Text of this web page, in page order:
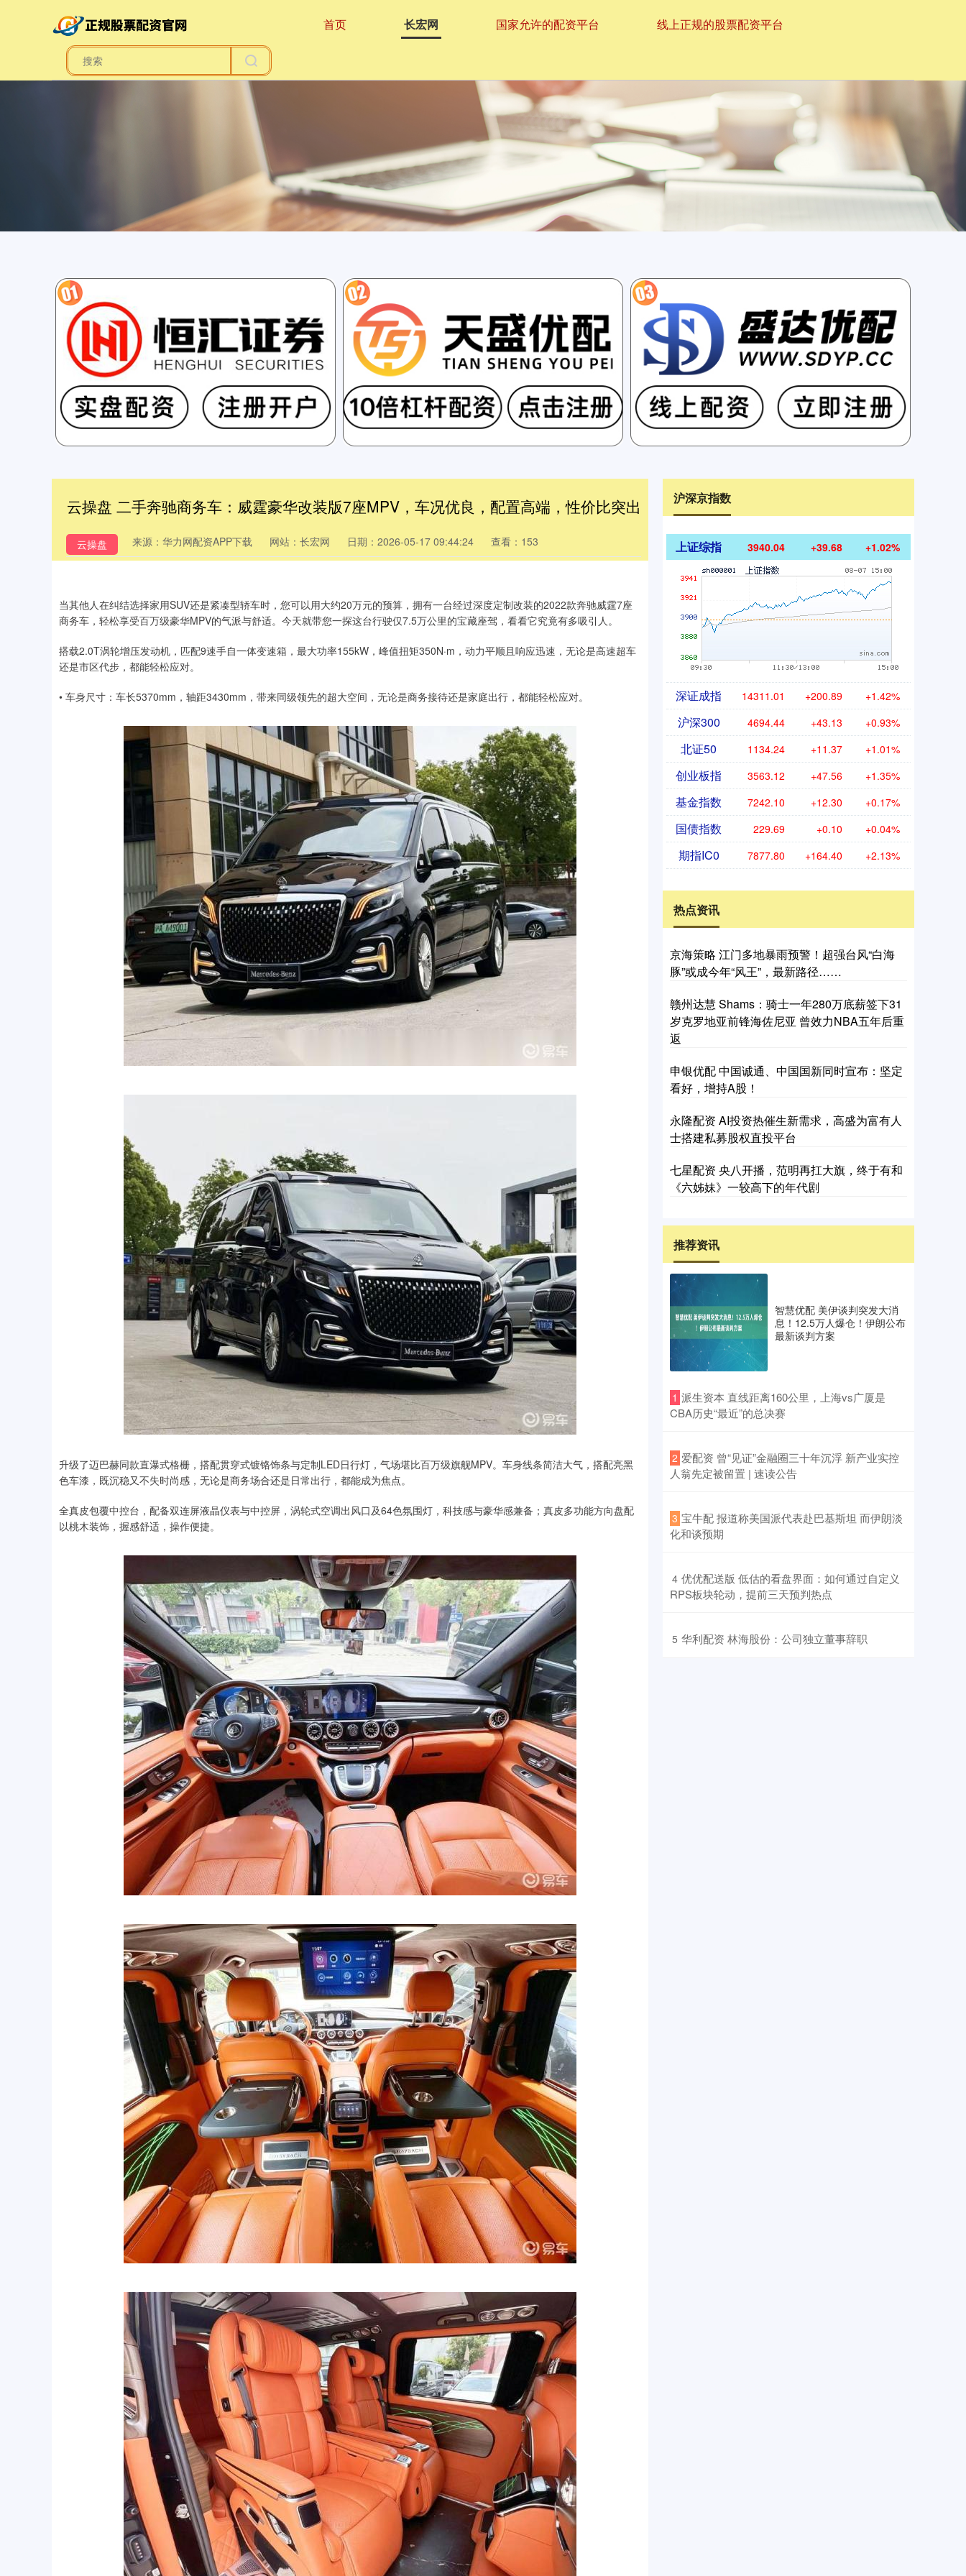
首页 长宏网 国家允许的配资平台 线上正规的股票配资平台
云操盘 二手奔驰商务车：威霆豪华改装版7座MPV，车况优良，配置高端，性价比突出
云操盘 来源：华力网配资APP下载 网站：长宏网 日期：2026-05-17 09:44:24 查看：153
当其他人在纠结选择家用SUV还是紧凑型轿车时，您可以用大约20万元的预算，拥有一台经过深度定制改装的2022款奔驰威霆7座
商务车，轻松享受百万级豪华MPV的气派与舒适。今天就带您一探这台行驶仅7.5万公里的宝藏座驾，看看它究竟有多吸引人。
搭载2.0T涡轮增压发动机，匹配9速手自一体变速箱，最大功率155kW，峰值扭矩350N·m，动力平顺且响应迅速，无论是高速超车
还是市区代步，都能轻松应对。
• 车身尺寸：车长5370mm，轴距3430mm，带来同级领先的超大空间，无论是商务接待还是家庭出行，都能轻松应对。
升级了迈巴赫同款直瀑式格栅，搭配贯穿式镀铬饰条与定制LED日行灯，气场堪比百万级旗舰MPV。车身线条简洁大气，搭配亮黑
色车漆，既沉稳又不失时尚感，无论是商务场合还是日常出行，都能成为焦点。
全真皮包覆中控台，配备双连屏液晶仪表与中控屏，涡轮式空调出风口及64色氛围灯，科技感与豪华感兼备；真皮多功能方向盘配
以桃木装饰，握感舒适，操作便捷。
沪深京指数
上证综指 3940.04 +39.68 +1.02%
深证成指 14311.01 +200.89 +1.42%
沪深300 4694.44 +43.13 +0.93%
北证50 1134.24 +11.37 +1.01%
创业板指 3563.12 +47.56 +1.35%
基金指数 7242.10 +12.30 +0.17%
国债指数 229.69 +0.10 +0.04%
期指IC0 7877.80 +164.40 +2.13%
热点资讯
京海策略 江门多地暴雨预警！超强台风“白海
豚”或成今年“风王”，最新路径……
赣州达慧 Shams：骑士一年280万底薪签下31
岁克罗地亚前锋海佐尼亚 曾效力NBA五年后重
返
申银优配 中国诚通、中国国新同时宣布：坚定
看好，增持A股！
永隆配资 AI投资热催生新需求，高盛为富有人
士搭建私募股权直投平台
七星配资 央八开播，范明再扛大旗，终于有和
《六姊妹》一较高下的年代剧
推荐资讯
智慧优配 美伊谈判突发大消
息！12.5万人爆仓！伊朗公布
最新谈判方案
1 ​派生资本 直线距离160公里，上海vs广厦是
CBA历史“最近”的总决赛
2 ​爱配资 曾“见证”金融圈三十年沉浮 新产业实控
人翁先定被留置 | 速读公告
3 ​宝牛配 报道称美国派代表赴巴基斯坦 而伊朗淡
化和谈预期
4 ​优优配送版 低估的看盘界面：如何通过自定义
RPS板块轮动，提前三天预判热点
5 ​华利配资 林海股份：公司独立董事辞职